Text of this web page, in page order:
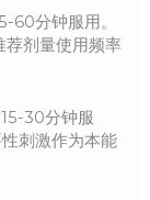
60分钟服用。
剂量使用频率
30分钟服
刺激作为本能